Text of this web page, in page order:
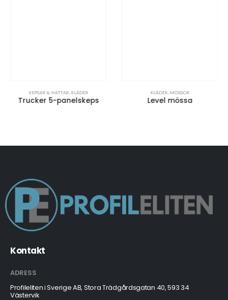
KEPSAR & HATTAR, KLÄDER
Trucker 5-panelskeps
KLÄDER, MÖSSOR
Level mössa
Kontakt
ADRESS
Profileliten i Sverige AB, Stora Trädgårdsgatan 40, 593 34
Västervik